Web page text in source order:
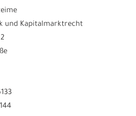
und Kapitalmarktrecht